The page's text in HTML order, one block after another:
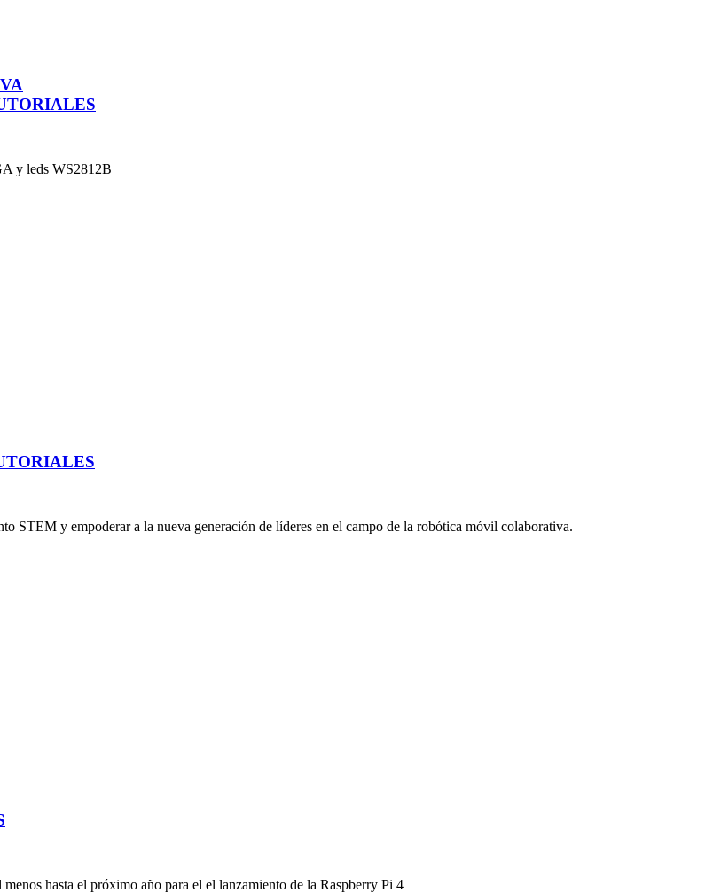
y leds WS2812B
STEM y empoderar a la nueva generación de líderes en el campo de la robótica móvil colaborativa.
hasta el próximo año para el el lanzamiento de la Raspberry Pi 4